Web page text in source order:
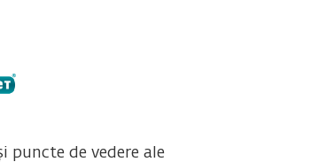
puncte de vedere ale